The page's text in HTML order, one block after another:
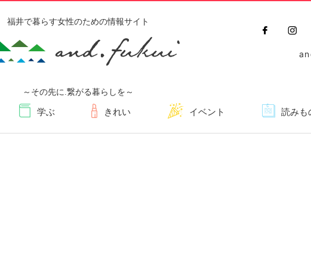
福井で暮らす女性のための情報サイト
～その先に.繋がる暮らしを～
学ぶ きれい イベント 読みも